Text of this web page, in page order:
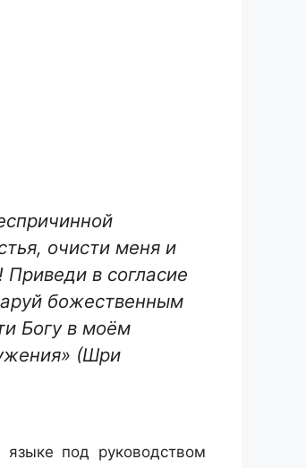
очисти меня и
в согласие
божественным
Богу в моём
(Шри
под руководством